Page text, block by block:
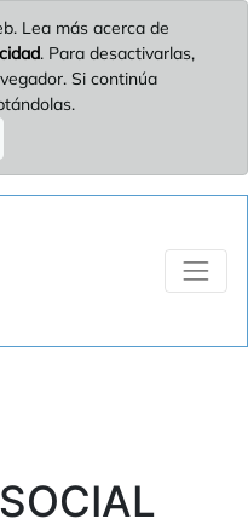
Lea más acerca de
. Para desactivarlas,
Si continúa